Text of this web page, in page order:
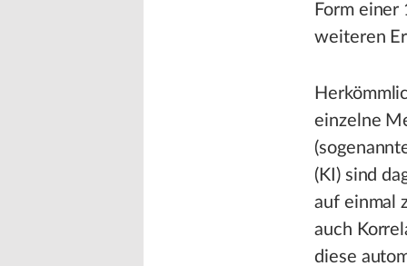
Form
weiteren
einzelne
(KI) sind
auf einmal
auch
diese